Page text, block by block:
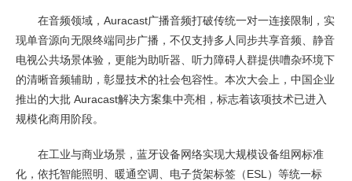
在音频领域，Auracast广播音频打破传统一对一连接限制，实
现单音源向无限终端同步广播，不仅支持多人同步共享音频、静音
电视公共场景体验，更能为助听器、听力障碍人群提供嘈杂环境下
的清晰音频辅助，彰显技术的社会包容性。本次大会上，中国企业
推出的大批 Auracast解决方案集中亮相，标志着该项技术已进入
规模化商用阶段。
在工业与商业场景，蓝牙设备网络实现大规模设备组网标准
化，依托智能照明、暖通空调、电子货架标签（ESL）等统一标